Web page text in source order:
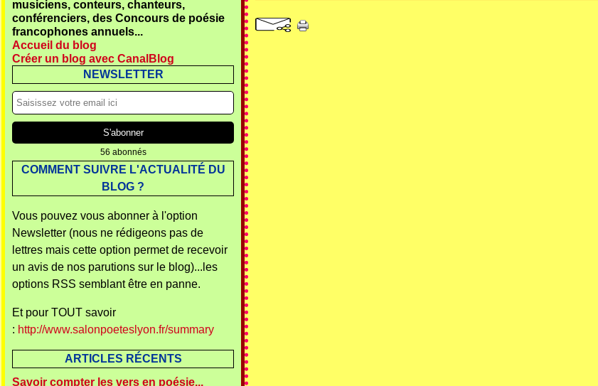
musiciens, conteurs, chanteurs,
conférenciers, des Concours de poésie
francophones annuels...
Accueil du blog
Créer un blog avec CanalBlog
NEWSLETTER
56 abonnés
COMMENT SUIVRE L'ACTUALITÉ DU
BLOG ?
Vous pouvez vous abonner à l'option
Newsletter (nous ne rédigeons pas de
lettres mais cette option permet de recevoir
un avis de nos parutions sur le blog)...les
options RSS semblant être en panne.
Et pour TOUT savoir
: http://www.salonpoeteslyon.fr/summary
ARTICLES RÉCENTS
Savoir compter les vers en poésie...